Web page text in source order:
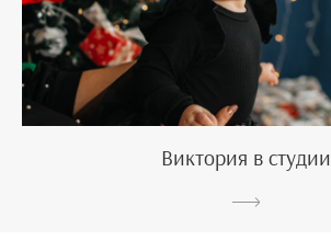
Виктория в студии